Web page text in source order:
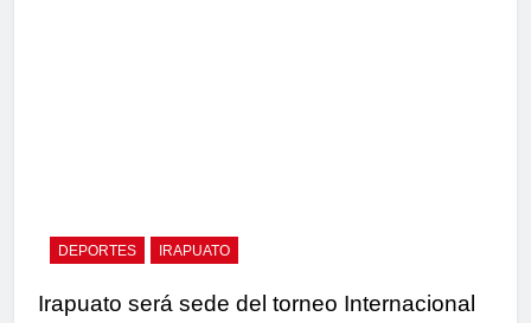
DEPORTES IRAPUATO
Irapuato será sede del torneo Internacional